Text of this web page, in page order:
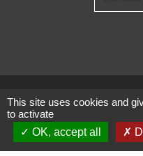
This site uses cookies and
to activate
OK, accept all